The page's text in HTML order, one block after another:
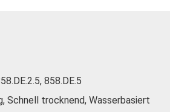
858.DE.5
Schnell trocknend, Wasserbasiert